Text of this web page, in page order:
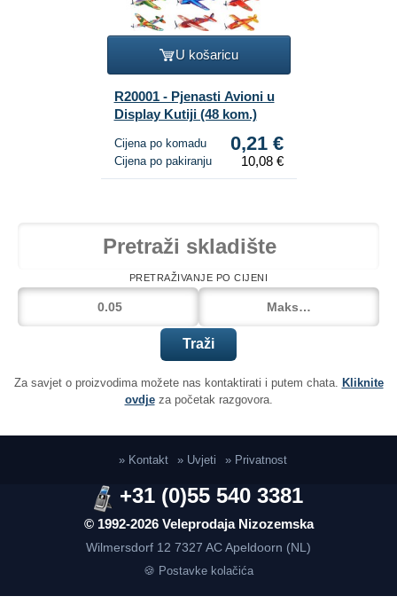
U košaricu
R20001 - Pjenasti Avioni u
Display Kutiji (48 kom.)
Cijena po komadu 0,21 €
Cijena po pakiranju 10,08 €
PRETRAŽIVANJE PO CIJENI
Traži
Za savjet o proizvodima možete nas kontaktirati i putem chata.
Kliknite
ovdjeza početak razgovora.
» Kontakt » Uvjeti » Privatnost
© 1992-2026 Veleprodaja Nizozemska
Wilmersdorf 12 7327 AC Apeldoorn (NL)
+31 (0)55 540 3381
🍪 Postavke kolačića